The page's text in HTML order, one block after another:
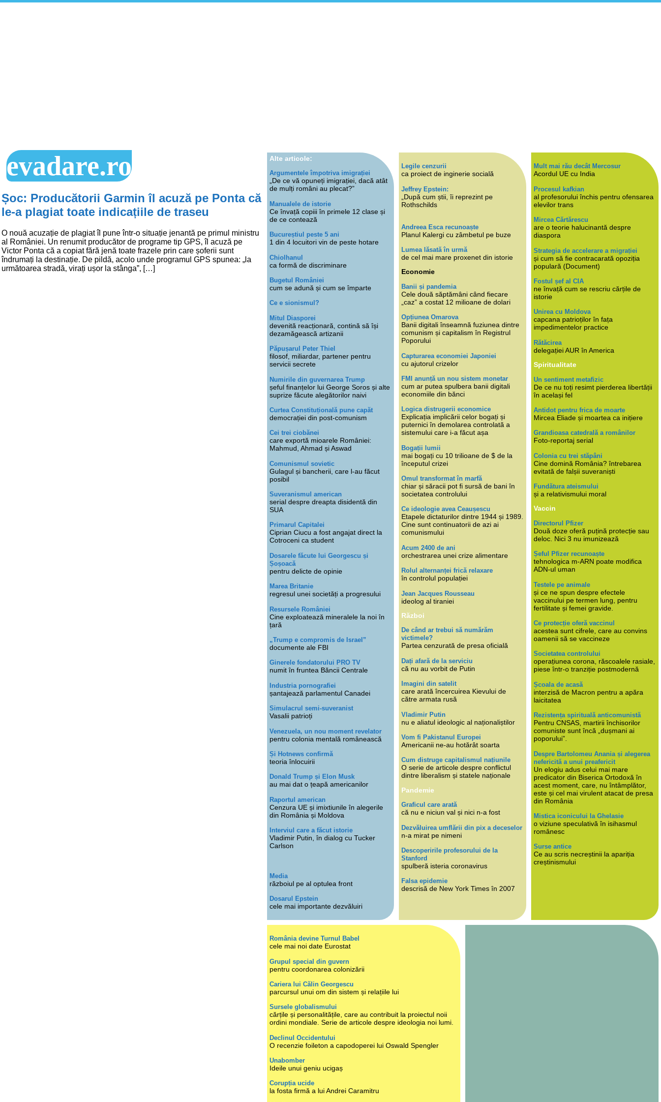
evadare.ro
Șoc: Producătorii Garmin îl acuză pe Ponta că
le-a plagiat toate indicațiile de traseu
O nouă acuzație de plagiat îl pune într-o situație jenantă pe primul ministru
al României. Un renumit producător de programe tip GPS, îl acuză pe
Victor Ponta că a copiat fără jenă toate frazele prin care șoferii sunt
îndrumați la destinație. De pildă, acolo unde programul GPS spunea: „la
următoarea stradă, virați ușor la stânga”, […]
Alte articole:
Argumentele împotriva imigrației
„De ce vă opuneți imigrației, dacă atât
de mulți români au plecat?”
Manualele de istorie
Ce învață copiii în primele 12 clase și
de ce contează
Bucureștiul peste 5 ani
1 din 4 locuitori vin de peste hotare
Chiolhanul
ca formă de discriminare
Bugetul României
cum se adună și cum se împarte
Ce e sionismul?
Mitul Diasporei
devenită reacționară, contină să își
dezamăgească artizanii
Păpușarul Peter Thiel
filosof, miliardar, partener pentru
servicii secrete
Numirile din guvernarea Trump
șeful finanțelor lui George Soros și alte
suprize făcute alegătorilor naivi
Curtea Constituțională pune capăt
democrației din post-comunism
Cei trei ciobănei
care exportă mioarele României:
Mahmud, Ahmad și Aswad
Comunismul sovietic
Gulagul și bancherii, care l-au făcut
posibil
Suveranismul american
serial despre dreapta disidentă din
SUA
Primarul Capitalei
Ciprian Ciucu a fost angajat direct la
Cotroceni ca student
Dosarele făcute lui Georgescu și
Șoșoacă
pentru delicte de opinie
Marea Britanie
regresul unei societăți a progresului
Resursele României
Cine exploatează mineralele la noi în
țară
„Trump e compromis de Israel”
documente ale FBI
Ginerele fondatorului PRO TV
numit în fruntea Băncii Centrale
Industria pornografiei
șantajează parlamentul Canadei
Simulacrul semi-suveranist
Vasalii patrioți
Venezuela, un nou moment revelator
pentru colonia mentală românească
Și Hotnews confirmă
teoria înlocuirii
Donald Trump și Elon Musk
au mai dat o țeapă americanilor
Raportul american
Cenzura UE și imixtiunile în alegerile
din România și Moldova
Interviul care a făcut istorie
Vladimir Putin, în dialog cu Tucker
Carlson
Media
războiul pe al optulea front
Dosarul Epstein
cele mai importante dezvăluiri
Legile cenzurii
ca proiect de inginerie socială
Jeffrey Epstein:
„După cum știi, îi reprezint pe
Rothschilds
Andreea Esca recunoaște
Planul Kalergi cu zâmbetul pe buze
Lumea lăsată în urmă
de cel mai mare proxenet din istorie
Economie
Banii și pandemia
Cele două săptămâni când fiecare
„caz” a costat 12 milioane de dolari
Opțiunea Omarova
Banii digitali înseamnă fuziunea dintre
comunism și capitalism în Registrul
Poporului
Capturarea economiei Japoniei
cu ajutorul crizelor
FMI anunță un nou sistem monetar
cum ar putea spulbera banii digitali
economiile din bănci
Logica distrugerii economice
Explicația implicării celor bogați și
puternici în demolarea controlată a
sistemului care i-a făcut așa
Bogații lumii
mai bogați cu 10 trilioane de $ de la
începutul crizei
Omul transformat în marfă
chiar și săracii pot fi sursă de bani în
societatea controlului
Ce ideologie avea Ceaușescu
Etapele dictaturilor dintre 1944 și 1989.
Cine sunt continuatorii de azi ai
comunismului
Acum 2400 de ani
orchestrarea unei crize alimentare
Rolul alternanței frică relaxare
în controlul populației
Jean Jacques Rousseau
ideolog al tiraniei
Război
De când ar trebui să numărăm
victimele?
Partea cenzurată de presa oficială
Dați afară de la serviciu
că nu au vorbit de Putin
Imagini din satelit
care arată încercuirea Kievului de
către armata rusă
Vladimir Putin
nu e aliatul ideologic al naționaliștilor
Vom fi Pakistanul Europei
Americanii ne-au hotărât soarta
Cum distruge capitalismul națiunile
O serie de articole despre conflictul
dintre liberalism și statele naționale
Pandemie
Graficul care arată
că nu e niciun val și nici n-a fost
Dezvăluirea umflării din pix a deceselor
n-a mirat pe nimeni
Descoperirile profesorului de la
Stanford
spulberă isteria coronavirus
Falsa epidemie
descrisă de New York Times în 2007
Mult mai rău decât Mercosur
Acordul UE cu India
Procesul kafkian
al profesorului închis pentru ofensarea
elevilor trans
Mircea Cărtărescu
are o teorie halucinantă despre
diaspora
Strategia de accelerare a migrației
și cum să fie contracarată opoziția
populară (Document)
Fostul șef al CIA
ne învață cum se rescriu cărțile de
istorie
Unirea cu Moldova
capcana patrioților în fața
impedimentelor practice
Rătăcirea
delegației AUR în America
Spiritualitate
Un sentiment metafizic
De ce nu toți resimt pierderea libertății
în același fel
Antidot pentru frica de moarte
Mircea Eliade și moartea ca inițiere
Grandioasa catedrală a românilor
Foto-reportaj serial
Colonia cu trei stăpâni
Cine domină România? întrebarea
evitată de falșii suveraniști
Fundătura ateismului
și a relativismului moral
Vaccin
Directorul Pfizer
Două doze oferă puțină protecție sau
deloc. Nici 3 nu imunizează
Șeful Pfizer recunoaște
tehnologica m-ARN poate modifica
ADN-ul uman
Testele pe animale
și ce ne spun despre efectele
vaccinului pe termen lung, pentru
fertilitate și femei gravide.
Ce protecție oferă vaccinul
acestea sunt cifrele, care au convins
oamenii să se vaccineze
Societatea controlului
operațiunea corona, răscoalele rasiale,
piese într-o tranziție postmodernă
Școala de acasă
interzisă de Macron pentru a apăra
laicitatea
Rezistența spirituală anticomunistă
Pentru CNSAS, martirii închisorilor
comuniste sunt încă „dușmani ai
poporului”.
Despre Bartolomeu Anania și alegerea
nefericită a unui preafericit
Un elogiu adus celui mai mare
predicator din Biserica Ortodoxă în
acest moment, care, nu întâmplător,
este și cel mai virulent atacat de presa
din România
Mistica iconicului la Ghelasie
o viziune speculativă în isihasmul
românesc
Surse antice
Ce au scris necreștinii la apariția
creștinismului
România devine Turnul Babel
cele mai noi date Eurostat
Grupul special din guvern
pentru coordonarea colonizării
Cariera lui Călin Georgescu
parcursul unui om din sistem și relațiile lui
Sursele globalismului
cărțile și personalitățile, care au contribuit la proiectul noii
ordini mondiale. Serie de articole despre ideologia noi lumi.
Declinul Occidentului
O recenzie foileton a capodoperei lui Oswald Spengler
Unabomber
Ideile unui geniu ucigaș
Corupția ucide
la fosta firmă a lui Andrei Caramitru